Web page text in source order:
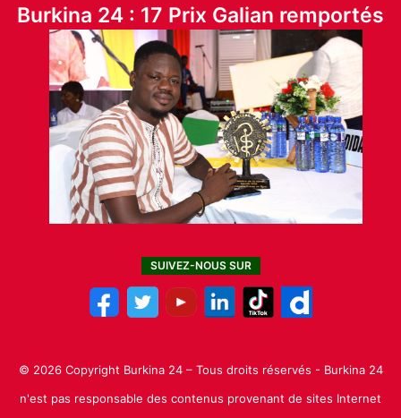
Burkina 24 : 17 Prix Galian remportés
SUIVEZ-NOUS SUR
© 2026 Copyright Burkina 24 – Tous droits réservés - Burkina 24
n'est pas responsable des contenus provenant de sites Internet